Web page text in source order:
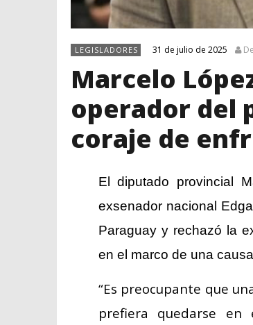
LEGISLADORES 31 de julio de 2025
Marcelo
operador del
coraje de
El diputado provincial
exsenador nacional
Paraguay y rechazó la
en el marco de una
“Es preocupante que
prefiera quedarse